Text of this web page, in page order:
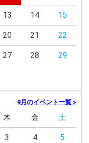
13 14 15
20 21 22
27 28 29
9月のイベント一覧 »
木 金 土
3 4 5